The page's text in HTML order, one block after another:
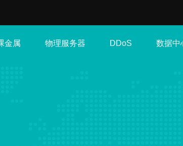
金属 物理服务器 DDoS 数据中